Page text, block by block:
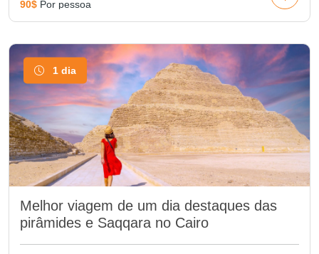
90$ Por pessoa
1 dia
Melhor viagem de um dia destaques das
pirâmides e Saqqara no Cairo